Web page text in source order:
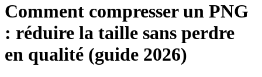
Comment compresser un PNG
: réduire la taille sans perdre
en qualité (guide 2026)